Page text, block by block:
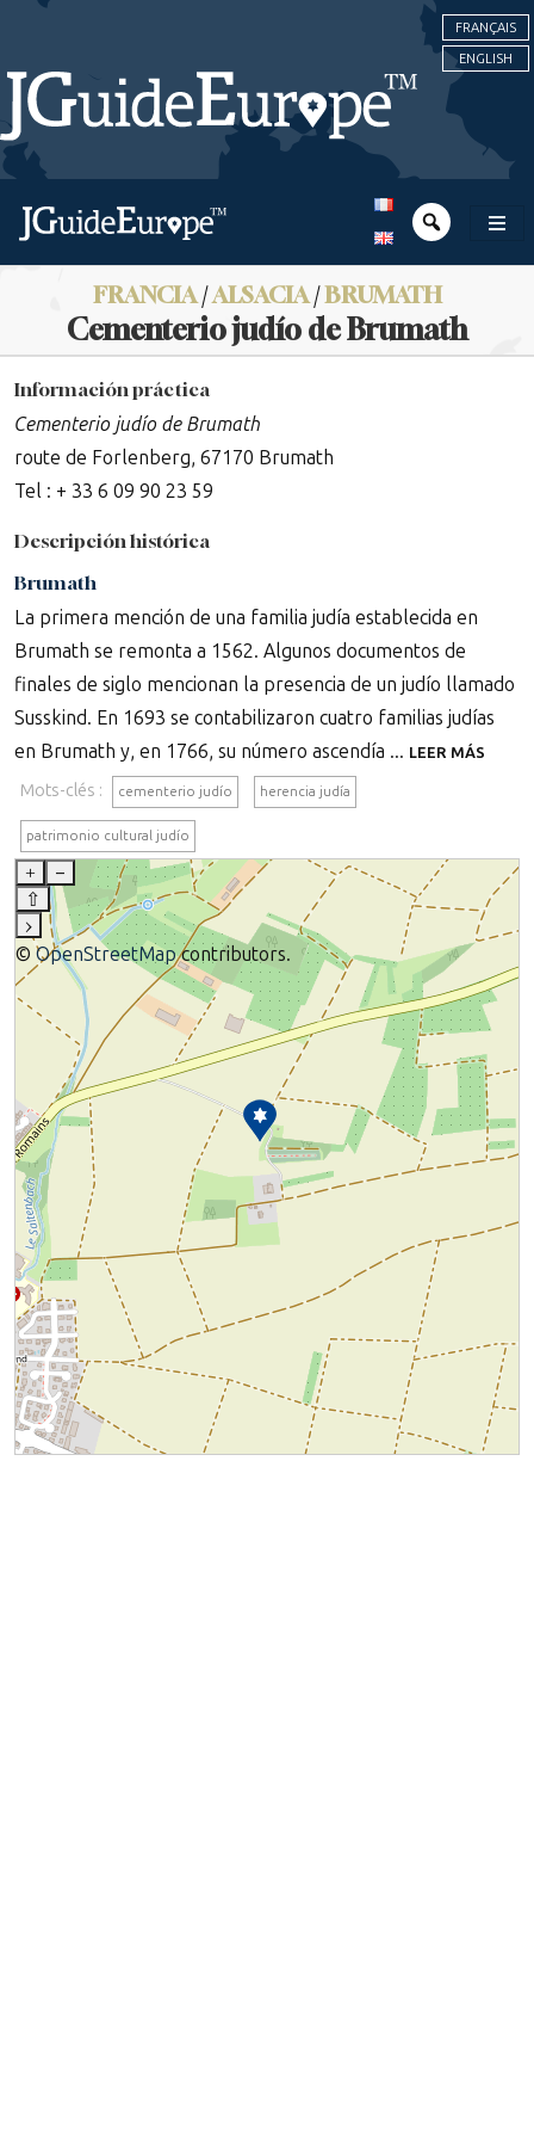
FRANÇAIS
ENGLISH
FRANCIA/ALSACIA/BRUMATH
Cementerio judío de Brumath
Información práctica
Cementerio judío de Brumath
route de Forlenberg, 67170 Brumath
Tel : + 33 6 09 90 23 59
Descripción histórica
Brumath
La primera mención de una familia judía establecida en
Brumath se remonta a 1562. Algunos documentos de
finales de siglo mencionan la presencia de un judío llamado
Susskind. En 1693 se contabilizaron cuatro familias judías
en Brumath y, en 1766, su número ascendía ... LEER MÁS
Mots-clés : cementerio judío herencia judía
patrimonio cultural judío
+
–
⇧
›
© OpenStreetMapcontributors.